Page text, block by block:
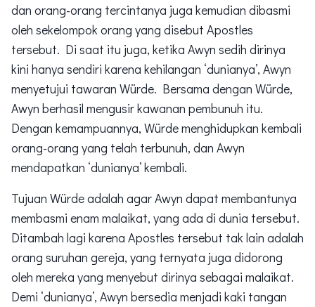
dan orang-orang tercintanya juga kemudian dibasmi
oleh sekelompok orang yang disebut Apostles
tersebut. Di saat itu juga, ketika Awyn sedih dirinya
kini hanya sendiri karena kehilangan ‘dunianya’, Awyn
menyetujui tawaran Würde. Bersama dengan Würde,
Awyn berhasil mengusir kawanan pembunuh itu.
Dengan kemampuannya, Würde menghidupkan kembali
orang-orang yang telah terbunuh, dan Awyn
mendapatkan ‘dunianya’ kembali.
Tujuan Würde adalah agar Awyn dapat membantunya
membasmi enam malaikat, yang ada di dunia tersebut.
Ditambah lagi karena Apostles tersebut tak lain adalah
orang suruhan gereja, yang ternyata juga didorong
oleh mereka yang menyebut dirinya sebagai malaikat.
Demi ‘dunianya’, Awyn bersedia menjadi kaki tangan